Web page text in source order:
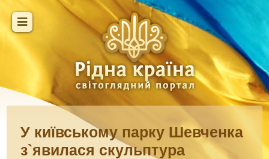
У київському парку Шевченка
з`явилася скульптура